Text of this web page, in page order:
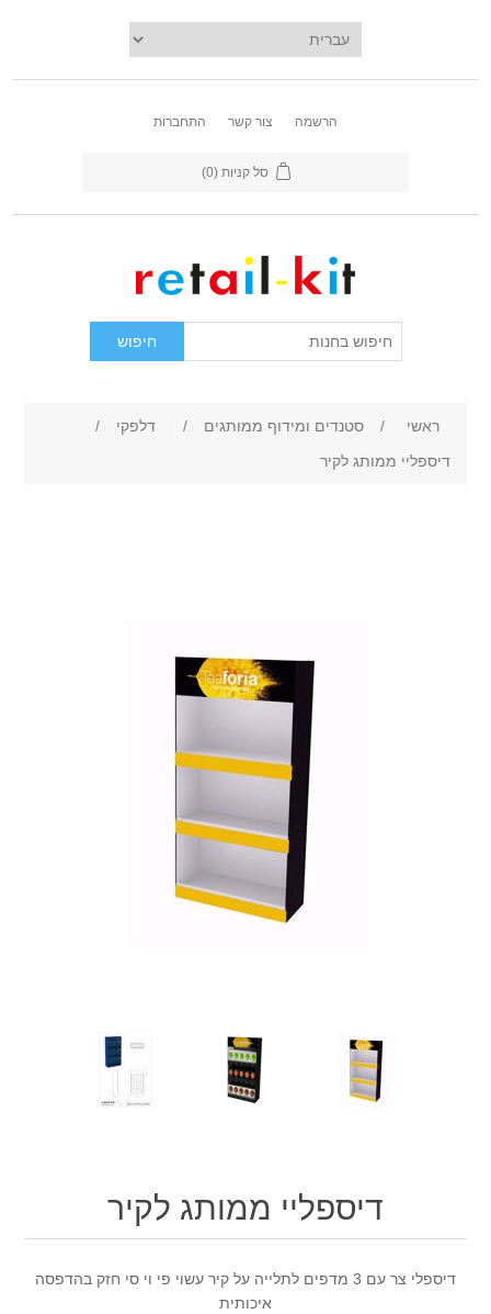
הרשמה צור קשר התחברות
סל קניות (0)
ראשי / סטנדים ומידוף ממותגים / דלפקי
/
דיספליי ממותג לקיר
דיספליי ממותג לקיר
דיספלי צר עם 3 מדפים לתלייה על קיר עשוי פי וי סי חזק בהדפסה
איכותית